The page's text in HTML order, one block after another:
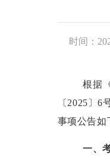
时间：
根据
〔 2025 〕6
事项公告如
一、